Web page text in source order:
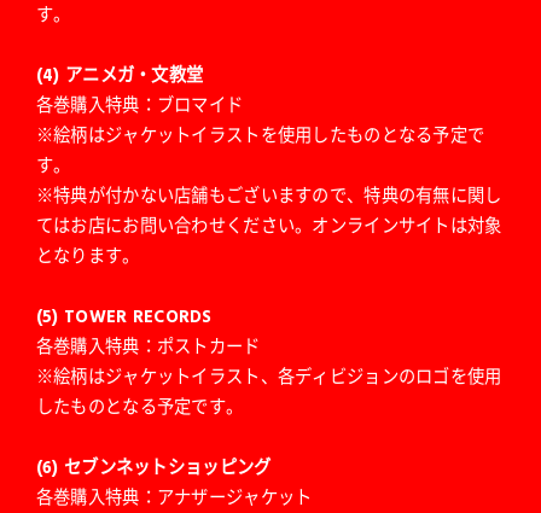
す。
(4) アニメガ・文教堂
各巻購入特典：ブロマイド
※絵柄はジャケットイラストを使用したものとなる予定で
す。
※特典が付かない店舗もございますので、特典の有無に関し
てはお店にお問い合わせください。オンラインサイトは対象
となります。
(5) TOWER RECORDS
各巻購入特典：ポストカード
※絵柄はジャケットイラスト、各ディビジョンのロゴを使用
したものとなる予定です。
(6) セブンネットショッピング
各巻購入特典：アナザージャケット